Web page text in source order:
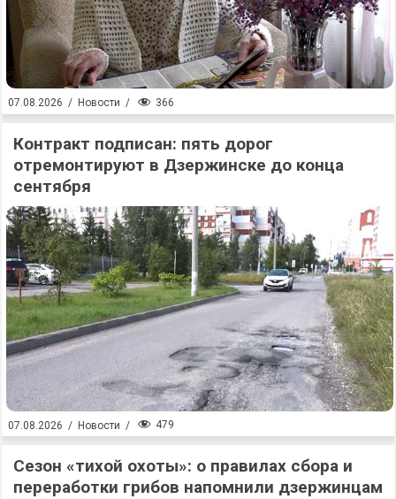
07.08.2026 / Новости / 366
Контракт подписан: пять дорог
отремонтируют в Дзержинске до конца
сентября
07.08.2026 / Новости / 479
Сезон «тихой охоты»: о правилах сбора и
переработки грибов напомнили дзержинцам